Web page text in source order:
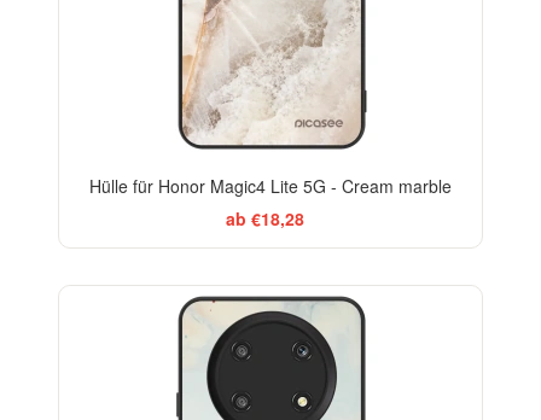
Hülle für Honor Magic4 Lite 5G - Cream marble
ab €18,28